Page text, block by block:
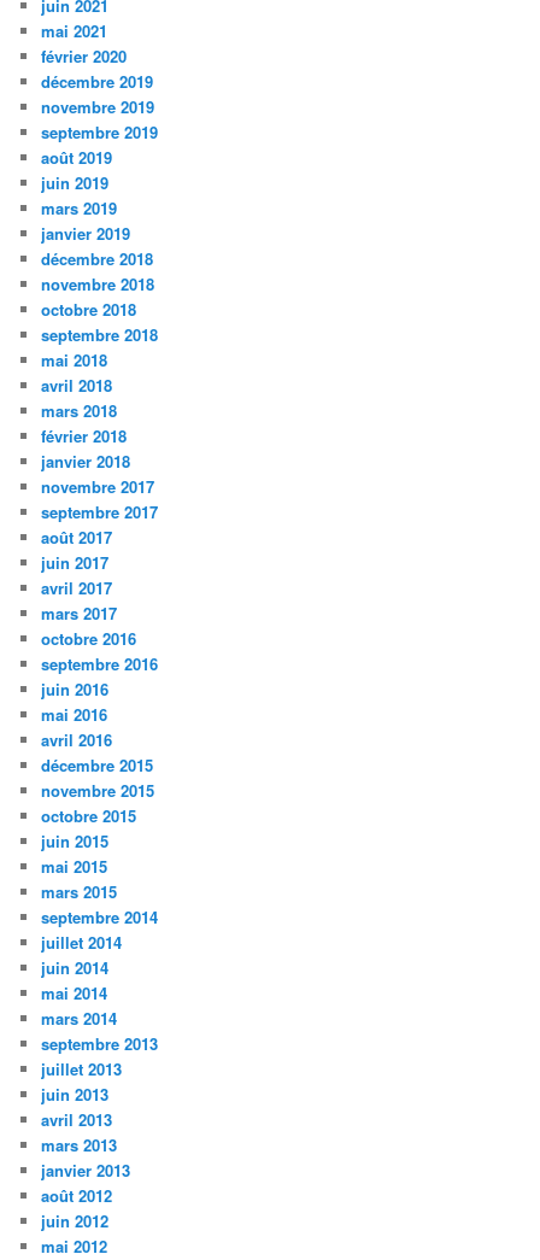
juin 2021
mai 2021
février 2020
décembre 2019
novembre 2019
septembre 2019
août 2019
juin 2019
mars 2019
janvier 2019
décembre 2018
novembre 2018
octobre 2018
septembre 2018
mai 2018
avril 2018
mars 2018
février 2018
janvier 2018
novembre 2017
septembre 2017
août 2017
juin 2017
avril 2017
mars 2017
octobre 2016
septembre 2016
juin 2016
mai 2016
avril 2016
décembre 2015
novembre 2015
octobre 2015
juin 2015
mai 2015
mars 2015
septembre 2014
juillet 2014
juin 2014
mai 2014
mars 2014
septembre 2013
juillet 2013
juin 2013
avril 2013
mars 2013
janvier 2013
août 2012
juin 2012
mai 2012